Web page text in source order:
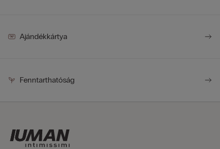
Ajándékkártya
Fenntarthatóság